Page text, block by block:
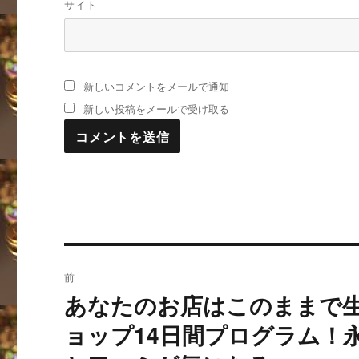
サイト
新しいコメントをメールで通知
新しい投稿をメールで受け取る
稿
ナ
前
過
去
の
あなたのお店はこのままで
ョップ14日間プログラム！